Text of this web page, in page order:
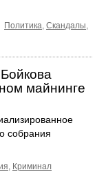
Политика Скандалы
майнинге
собрания
Криминал